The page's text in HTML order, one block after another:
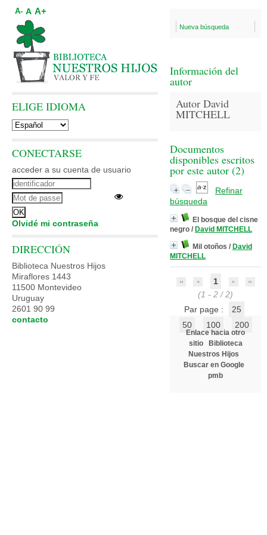
Nueva búsqueda
Información del
autor
Autor David
MITCHELL
Documentos
disponibles escritos
por este autor (2)
Refinar
búsqueda
El bosque del cisne
negro / David MITCHELL
Mil otoños / David
MITCHELL
1
(1 - 2 / 2)
Par page :
25
50
100 200
Enlace hacia otro
sitio
Biblioteca
Nuestros Hijos
Buscar en Google
pmb
A- A A+
ELIGE IDIOMA
CONECTARSE
acceder a su cuenta de usuario
Olvidé mi contraseña
DIRECCIÓN
Biblioteca Nuestros Hijos
Miraflores 1443
11500 Montevideo
Uruguay
2601 90 99
contacto